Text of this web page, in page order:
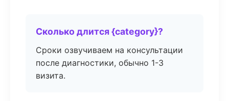
Сколько длится {category}?
Сроки озвучиваем на консультации
после диагностики, обычно 1-3
визита.